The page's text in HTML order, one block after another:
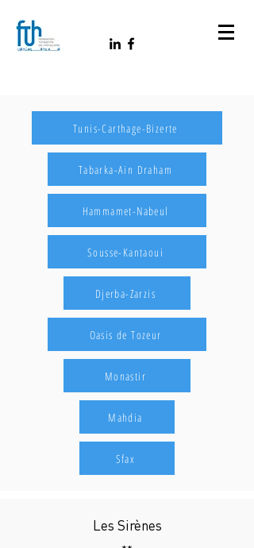
Tunis-Carthage-Bizerte
Tabarka-Ain Draham
Hammamet-Nabeul
Sousse-Kantaoui
Djerba-Zarzis
Oasis de Tozeur
Monastir
Mahdia
Sfax
Les Sirènes